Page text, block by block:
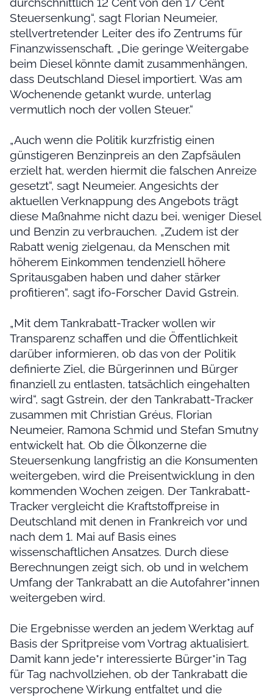
Steuersenkung“, sagt Florian Neumeier,
stellvertretender Leiter des ifo Zentrums für
Finanzwissenschaft. „Die geringe Weitergabe
beim Diesel könnte damit zusammenhängen,
dass Deutschland Diesel importiert. Was am
Wochenende getankt wurde, unterlag
vermutlich noch der vollen Steuer.“
„Auch wenn die Politik kurzfristig einen
günstigeren Benzinpreis an den Zapfsäulen
erzielt hat, werden hiermit die falschen Anreize
gesetzt“, sagt Neumeier. Angesichts der
aktuellen Verknappung des Angebots trägt
diese Maßnahme nicht dazu bei, weniger Diesel
und Benzin zu verbrauchen. „Zudem ist der
Rabatt wenig zielgenau, da Menschen mit
höherem Einkommen tendenziell höhere
Spritausgaben haben und daher stärker
profitieren“, sagt ifo-Forscher David Gstrein.
„Mit dem Tankrabatt-Tracker wollen wir
Transparenz schaffen und die Öffentlichkeit
darüber informieren, ob das von der Politik
definierte Ziel, die Bürgerinnen und Bürger
finanziell zu entlasten, tatsächlich eingehalten
wird“, sagt Gstrein, der den Tankrabatt-Tracker
zusammen mit Christian Gréus, Florian
Neumeier, Ramona Schmid und Stefan Smutny
entwickelt hat. Ob die Ölkonzerne die
Steuersenkung langfristig an die Konsumenten
weitergeben, wird die Preisentwicklung in den
kommenden Wochen zeigen. Der Tankrabatt-
Tracker vergleicht die Kraftstoffpreise in
Deutschland mit denen in Frankreich vor und
nach dem 1. Mai auf Basis eines
wissenschaftlichen Ansatzes. Durch diese
Berechnungen zeigt sich, ob und in welchem
Umfang der Tankrabatt an die Autofahrer*innen
weitergeben wird.
Die Ergebnisse werden an jedem Werktag auf
Basis der Spritpreise vom Vortrag aktualisiert.
Damit kann jede*r interessierte Bürger*in Tag
für Tag nachvollziehen, ob der Tankrabatt die
versprochene Wirkung entfaltet und die